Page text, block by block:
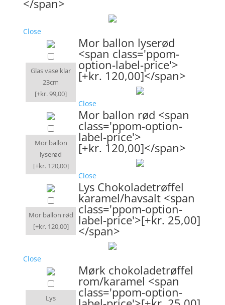
</span>
Close
Glas vase klar
23cm
[+kr. 99,00]
Mor ballon lyserød
<span class='ppom-
option-label-price'>
[+kr. 120,00]</span>
Close
Mor ballon
lyserød
[+kr. 120,00]
Mor ballon rød <span
class='ppom-option-
label-price'>
[+kr. 120,00]</span>
Close
Mor ballon rød
[+kr. 120,00]
Lys Chokoladetrøffel
karamel/havsalt <span
class='ppom-option-
label-price'>[+kr. 25,00]
</span>
Close
Lys
Mørk chokoladetrøffel
rom/karamel <span
class='ppom-option-